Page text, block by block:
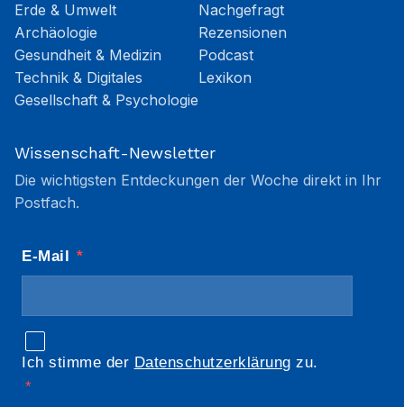
Erde & Umwelt
Archäologie
Gesundheit & Medizin
Technik & Digitales
Gesellschaft & Psychologie
Nachgefragt
Rezensionen
Podcast
Lexikon
Wissenschaft-Newsletter
Die wichtigsten Entdeckungen der Woche direkt in Ihr
Postfach.